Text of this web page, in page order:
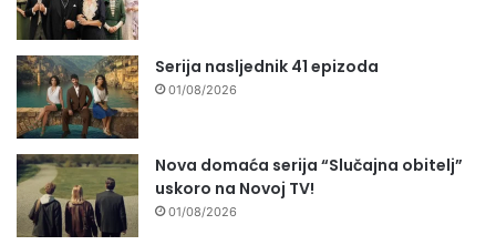
Serija nasljednik 41 epizoda
01/08/2026
Nova domaća serija “Slučajna obitelj”
uskoro na Novoj TV!
01/08/2026